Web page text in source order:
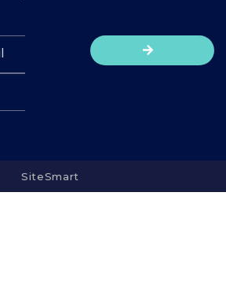
SiteSmart